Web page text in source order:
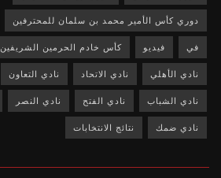
دوري كأس الأمير محمد بن سلمان للمحترفين
في فيديو كأس خادم الحرمين الشريفين
نادي الأهلي نادي الاتحاد نادي التعاون
نادي الشباب نادي الفتح نادي النصر
نادي ضمك نتائج الانتخابات